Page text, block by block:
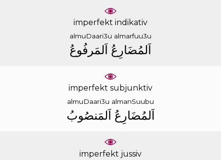
imperfekt indikativ
almuDaari3u almarfuu3u
ﺍَﻟﻤُﻀَﺎﺭِﻉُ ﺍَﻟﻤَﺮﻓُﻮﻉُ
imperfekt subjunktiv
almuDaari3u almanSuubu
ﺍَﻟﻤُﻀَﺎﺭِﻉُ ﺍَﻟﻤَﻨﺼُﻮﺏُ
imperfekt jussiv